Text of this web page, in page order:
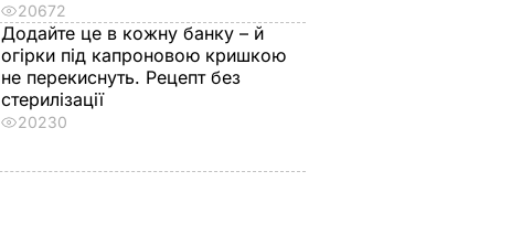
20672
Додайте це в кожну банку – й
огірки під капроновою кришкою
не перекиснуть. Рецепт без
стерилізації
20230